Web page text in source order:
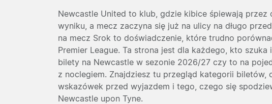
Newcastle United to klub, gdzie kibice śpiewają przez
wyniku, a mecz zaczyna się już na ulicy na długo
na mecz Srok to doświadczenie, które trudno
Premier League. Ta strona jest dla każdego, kto
bilety na Newcastle w sezonie 2026/27 czy to na
z noclegiem. Znajdziesz tu przegląd kategorii biletów,
wskazówek przed wyjazdem i tego, czego się
Newcastle upon Tyne.